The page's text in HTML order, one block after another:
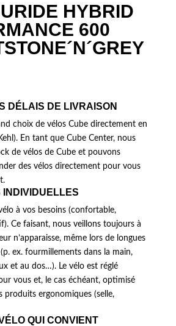
HYBRID
600
DÉLAIS DE LIVRAISON
choix de vélos Cube directement en
En tant que Cube Center, nous
de vélos de Cube et pouvons
des vélos directement pour vous
à vos besoins (confortable,
Ce faisant, nous veillons toujours à
n’apparaisse, même lors de longues
ex. fourmillements dans la main,
et au dos…). Le vélo est réglé
vous et, le cas échéant, optimisé
produits ergonomiques (selle,
QUI CONVIENT